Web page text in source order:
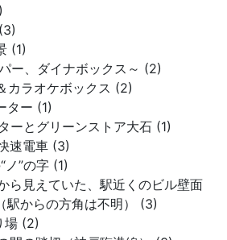
(1)
ー、ダイナボックス～ (2)
カラオケボックス (2)
ター (1)
ーとグリーンストア大石 (1)
速電車 (3)
”の字 (1)
ら見えていた、駅近くのビル壁面
駅からの方角は不明） (3)
場 (2)